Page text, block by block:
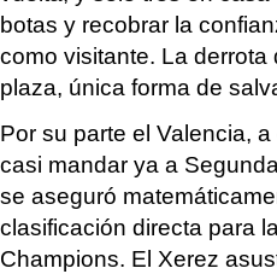
botas y recobrar la
como visitante. La
plaza, única forma de
Por su parte el Valencia,
casi mandar ya a
se aseguró
clasificación directa para la
Champions. El Xerez